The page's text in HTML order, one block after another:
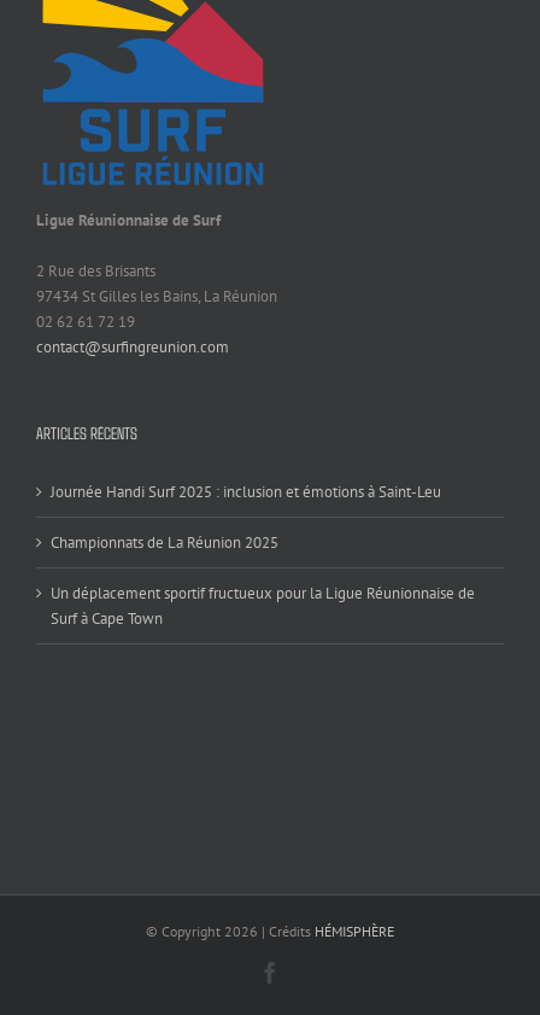
Ligue Réunionnaise de Surf
2 Rue des Brisants
97434 St Gilles les Bains, La Réunion
02 62 61 72 19
contact@surfingreunion.com
ARTICLES RÉCENTS
Journée Handi Surf 2025 : inclusion et émotions à Saint-Leu
Championnats de La Réunion 2025
Un déplacement sportif fructueux pour la Ligue Réunionnaise de
Surf à Cape Town
© Copyright 2026 | Crédits HÉMISPHÈRE